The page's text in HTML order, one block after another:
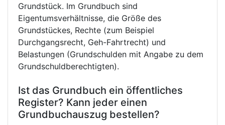
Grundstück. Im Grundbuch sind
Eigentumsverhältnisse, die Größe des
Grundstückes, Rechte (zum Beispiel
Durchgangsrecht, Geh-Fahrtrecht) und
Belastungen (Grundschulden mit Angabe zu dem
Grundschuldberechtigten).
Ist das Grundbuch ein öffentliches
Register? Kann jeder einen
Grundbuchauszug bestellen?